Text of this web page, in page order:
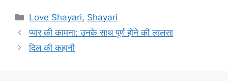
Categories
Love Shayari, Shayari
प्यार की कामना: उनके साथ पूर्ण होने की लालसा
दिल की कहानी